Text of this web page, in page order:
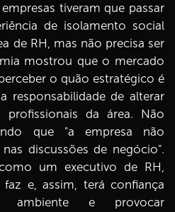
tiveram que passar
de isolamento social
de RH, mas não precisa ser
mostrou que o mercado
o quão estratégico é
responsabilidade de alterar
da área. Não
que "a empresa não
discussões de negócio".
um executivo de RH,
e, assim, terá confiança
ambiente e provocar